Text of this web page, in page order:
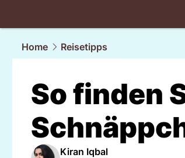
Home
Reisetipps
So finden
Kiran Iqbal